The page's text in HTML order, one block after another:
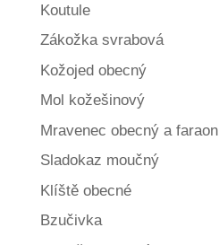
Koutule
Zákožka svrabová
Kožojed obecný
Mol kožešinový
Mravenec obecný a faraon
Sladokaz moučný
Klíště obecné
Bzučivka